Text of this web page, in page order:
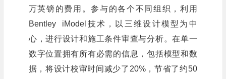
万英镑的费用。参与的各个不同组织，利用
Bentley iModel技术，以三维设计模型为中
心，进行设计和施工条件审查与分析。在单一
数字位置拥有所有必需的信息，包括模型和数
据，将设计校审时间减少了20%，节省了约50